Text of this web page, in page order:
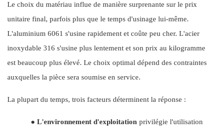
Le choix du matériau influe de manière surprenante sur le prix
unitaire final, parfois plus que le temps d'usinage lui-même.
L'aluminium 6061 s'usine rapidement et coûte peu cher. L'acier
inoxydable 316 s'usine plus lentement et son prix au kilogramme
est beaucoup plus élevé. Le choix optimal dépend des contraintes
auxquelles la pièce sera soumise en service.
La plupart du temps, trois facteurs déterminent la réponse :
● L'environnement d'exploitation privilégie l'utilisation